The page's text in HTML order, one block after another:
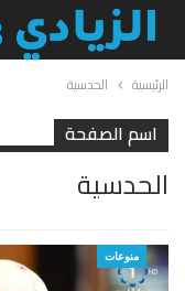
الرئيسية الحدسية
اسم الصفحة
الحدسية
منوعات